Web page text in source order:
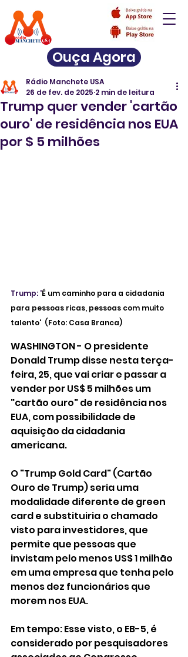
Ouça Agora
Trump quer vender 'cartão
ouro' de residência nos EUA
por $ 5 milhões
Rádio Manchete USA
26 de fev. de 2025 2 min de leitura
Trump: 'É um caminho para a cidadania
para pessoas ricas, pessoas com muito
talento'  (Foto: Casa Branca)
WASHINGTON - O presidente
Donald Trump disse nesta terça-
feira, 25, que vai criar e passar a
vender por US$ 5 milhões um
"cartão ouro" de residência nos
EUA, com possibilidade de
aquisição da cidadania
americana.
O "Trump Gold Card" (Cartão
Ouro de Trump) seria uma
modalidade diferente de green
card e substituiria o chamado
visto para investidores, que
permite que pessoas que
invistam pelo menos US$ 1 milhão
em uma empresa que tenha pelo
menos dez funcionários que
morem nos EUA.
Em tempo: Esse visto, o EB-5, é
considerado por pesquisadores